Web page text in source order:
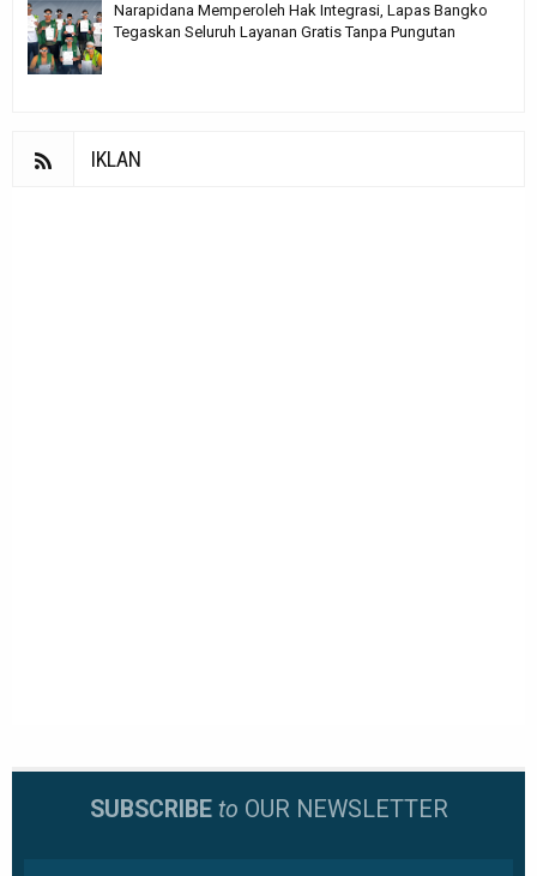
Narapidana Memperoleh Hak Integrasi, Lapas Bangko
Tegaskan Seluruh Layanan Gratis Tanpa Pungutan
IKLAN
SUBSCRIBE to OUR NEWSLETTER